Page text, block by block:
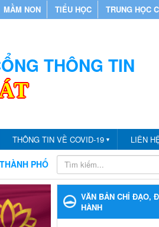
MẦM NON TIỂU HỌC TRUNG HỌC
THÔNG TIN
THÔNG TIN VỀ COVID-19 ▼ LIÊN
CHÀO MỪNG BẠN ĐẾN VỚI
VĂN BẢN CHỈ ĐẠO,
HÀNH